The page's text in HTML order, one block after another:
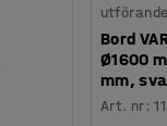
Bord
Ø1600
mm,
Art. nr: